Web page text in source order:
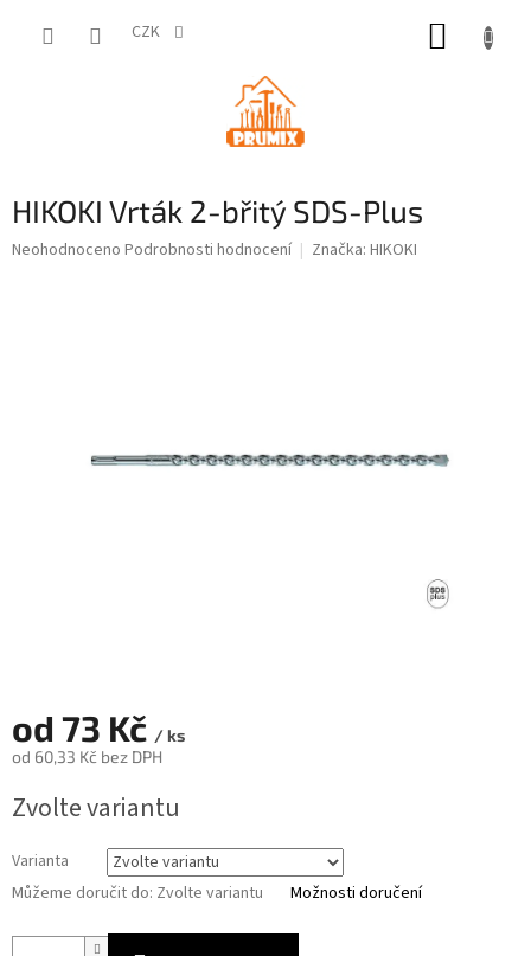
CZK
HIKOKI Vrták 2-břitý SDS-Plus
Průměrné
Neohodnoceno Podrobnosti hodnocení Značka: HIKOKI
od 73 Kč / ks
od 60,33 Kč bez DPH
cena:
Zvolte variantu
Varianta
Můžeme doručit do: Zvolte variantu Možnosti doručení